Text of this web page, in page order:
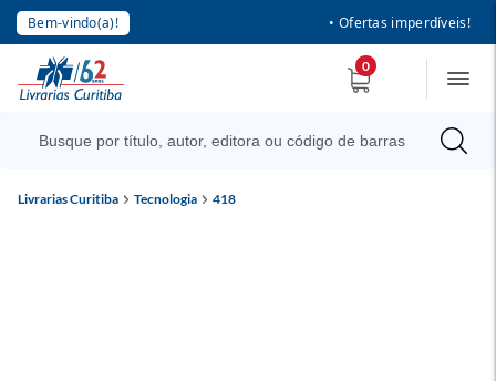
Bem-vindo(a)! • Ofertas imperdíveis!
0
Livrarias Curitiba Tecnologia 418